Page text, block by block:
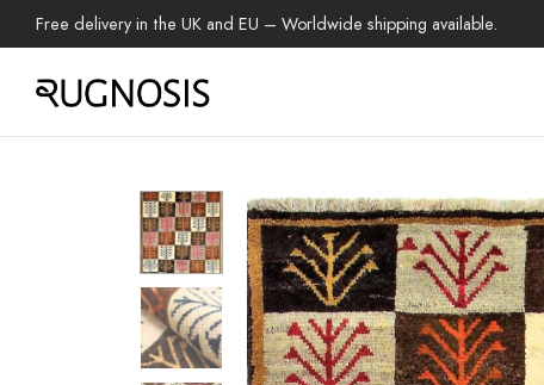
Free delivery in the UK and EU – Worldwide shipping available.